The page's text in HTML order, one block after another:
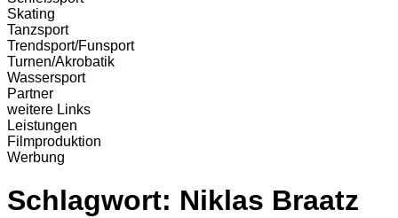
Skating
Tanzsport
Trendsport/Funsport
Turnen/Akrobatik
Wassersport
Partner
weitere Links
Leistungen
Filmproduktion
Werbung
Schlagwort: Niklas Braatz